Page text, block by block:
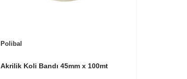
Polibal
Akrilik Koli Bandı 45mm x 100mt